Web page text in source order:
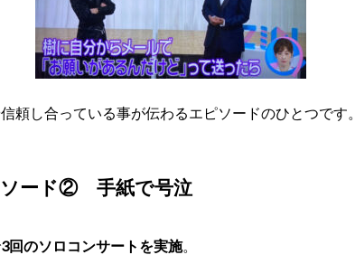
頼し合っている事が伝わるエピソードのひとつです。
ソード② 手紙で号泣
3回のソロコンサートを実施。